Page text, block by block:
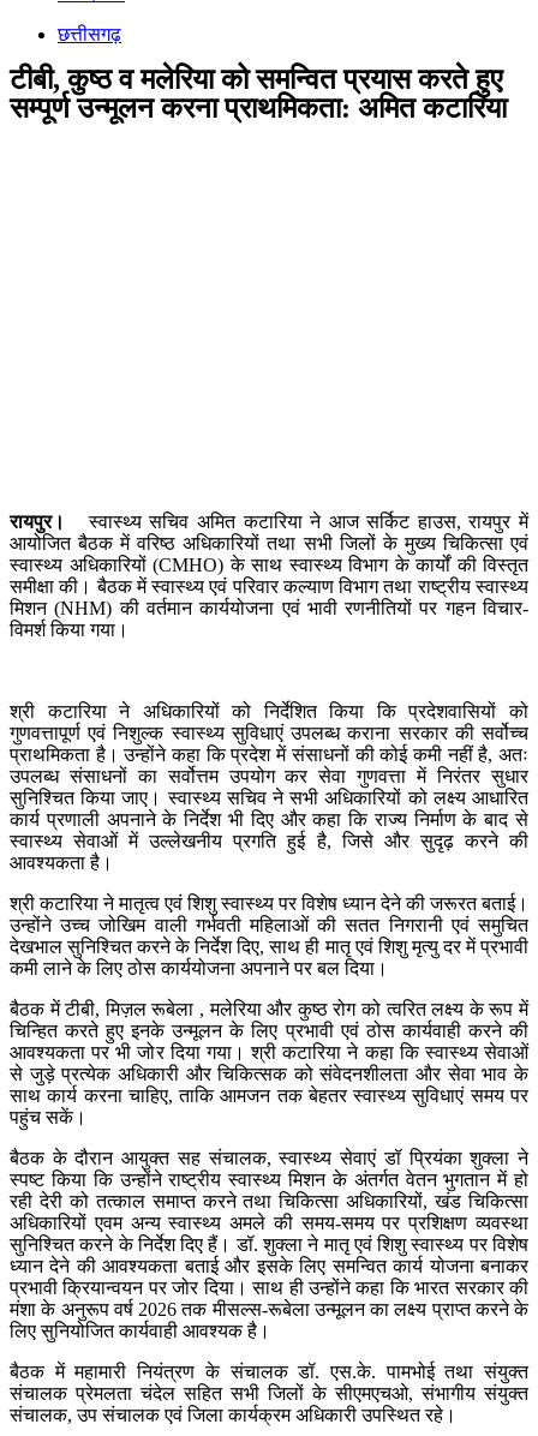
छत्तीसगढ़
टीबी, कुष्ठ व मलेरिया को समन्वित प्रयास करते हुए
सम्पूर्ण उन्मूलन करना प्राथमिकता: अमित कटारिया
रायपुर।
स्वास्थ्य सचिव अमित कटारिया ने आज सर्किट हाउस, रायपुर में
आयोजित बैठक में वरिष्ठ अधिकारियों तथा सभी जिलों के मुख्य चिकित्सा एवं
स्वास्थ्य अधिकारियों (CMHO) के साथ स्वास्थ्य विभाग के कार्यों की विस्तृत
समीक्षा की। बैठक में स्वास्थ्य एवं परिवार कल्याण विभाग तथा राष्ट्रीय स्वास्थ्य
मिशन (NHM) की वर्तमान कार्ययोजना एवं भावी रणनीतियों पर गहन विचार-
विमर्श किया गया।
श्री कटारिया ने अधिकारियों को निर्देशित किया कि प्रदेशवासियों को
गुणवत्तापूर्ण एवं निशुल्क स्वास्थ्य सुविधाएं उपलब्ध कराना सरकार की सर्वोच्च
प्राथमिकता है। उन्होंने कहा कि प्रदेश में संसाधनों की कोई कमी नहीं है, अतः
उपलब्ध संसाधनों का सर्वोत्तम उपयोग कर सेवा गुणवत्ता में निरंतर सुधार
सुनिश्चित किया जाए। स्वास्थ्य सचिव ने सभी अधिकारियों को लक्ष्य आधारित
कार्य प्रणाली अपनाने के निर्देश भी दिए और कहा कि राज्य निर्माण के बाद से
स्वास्थ्य सेवाओं में उल्लेखनीय प्रगति हुई है, जिसे और सुदृढ़ करने की
आवश्यकता है।
श्री कटारिया ने मातृत्व एवं शिशु स्वास्थ्य पर विशेष ध्यान देने की जरूरत बताई।
उन्होंने उच्च जोखिम वाली गर्भवती महिलाओं की सतत निगरानी एवं समुचित
देखभाल सुनिश्चित करने के निर्देश दिए, साथ ही मातृ एवं शिशु मृत्यु दर में प्रभावी
कमी लाने के लिए ठोस कार्ययोजना अपनाने पर बल दिया।
बैठक में टीबी, मिज़ल रूबेला , मलेरिया और कुष्ठ रोग को त्वरित लक्ष्य के रूप में
चिन्हित करते हुए इनके उन्मूलन के लिए प्रभावी एवं ठोस कार्यवाही करने की
आवश्यकता पर भी जोर दिया गया। श्री कटारिया ने कहा कि स्वास्थ्य सेवाओं
से जुड़े प्रत्येक अधिकारी और चिकित्सक को संवेदनशीलता और सेवा भाव के
साथ कार्य करना चाहिए, ताकि आमजन तक बेहतर स्वास्थ्य सुविधाएं समय पर
पहुंच सकें।
बैठक के दौरान आयुक्त सह संचालक, स्वास्थ्य सेवाएं डॉ प्रियंका शुक्ला ने
स्पष्ट किया कि उन्होंने राष्ट्रीय स्वास्थ्य मिशन के अंतर्गत वेतन भुगतान में हो
रही देरी को तत्काल समाप्त करने तथा चिकित्सा अधिकारियों, खंड चिकित्सा
अधिकारियों एवम अन्य स्वास्थ्य अमले की समय-समय पर प्रशिक्षण व्यवस्था
सुनिश्चित करने के निर्देश दिए हैं। डॉ. शुक्ला ने मातृ एवं शिशु स्वास्थ्य पर विशेष
ध्यान देने की आवश्यकता बताई और इसके लिए समन्वित कार्य योजना बनाकर
प्रभावी क्रियान्वयन पर जोर दिया। साथ ही उन्होंने कहा कि भारत सरकार की
मंशा के अनुरूप वर्ष 2026 तक मीसल्स-रूबेला उन्मूलन का लक्ष्य प्राप्त करने के
लिए सुनियोजित कार्यवाही आवश्यक है।
बैठक में महामारी नियंत्रण के संचालक डॉ. एस.के. पामभोई तथा संयुक्त
संचालक प्रेमलता चंदेल सहित सभी जिलों के सीएमएचओ, संभागीय संयुक्त
संचालक, उप संचालक एवं जिला कार्यक्रम अधिकारी उपस्थित रहे।